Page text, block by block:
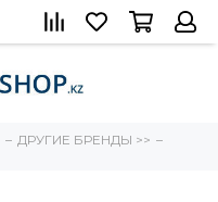
ДРУГИЕ БРЕНДЫ >>